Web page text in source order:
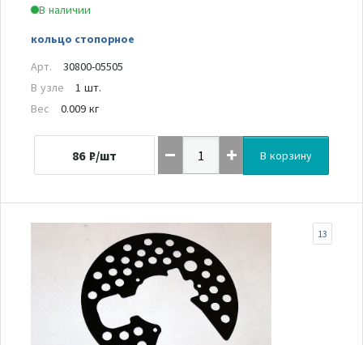
В наличии
кольцо стопорное
Арт.
30800-05505
В узле
1 шт.
Вес
0.009 кг
86 ₽/шт В корзину
13